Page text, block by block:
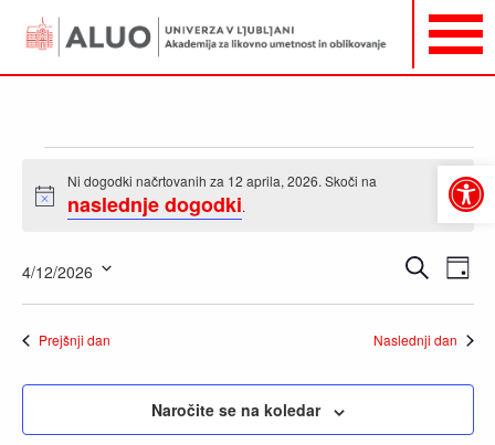
Open
toolbar
for
2026
Notice
Ni dogodki načrtovanih za 12 aprila, 2026. Skoči na
naslednje dogodki.
Dogodki
iskanje
Iskanje
Dan
4/12/2026
Izberite
Prejšnji dan Naslednji dan
Naročite se na koledar